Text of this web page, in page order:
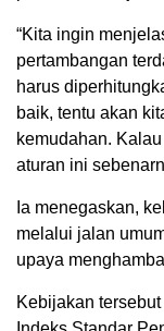
“Kita ingin
pertambangan
harus
baik, tentu akan
kemudahan.
aturan ini
Ia menegaskan,
melalui jalan
upaya
Kebijakan